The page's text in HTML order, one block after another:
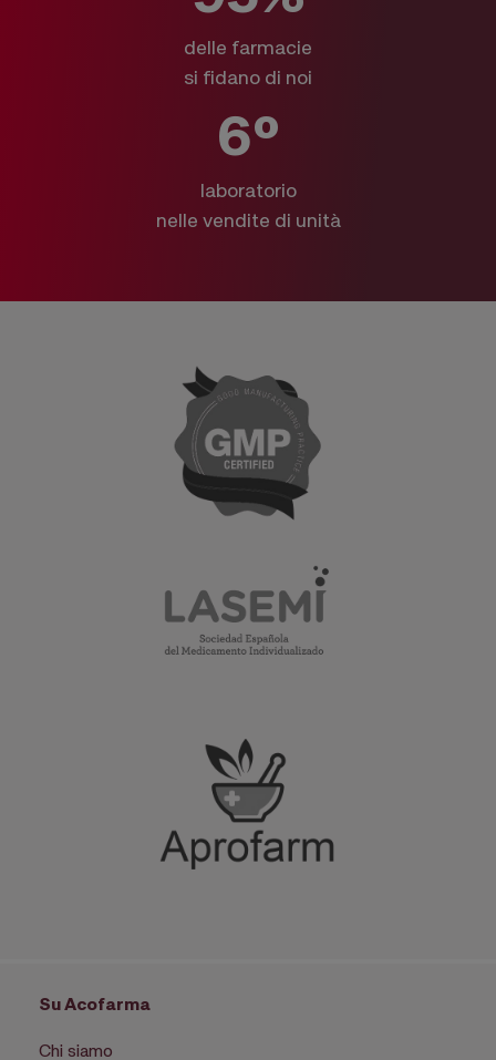
delle farmacie
si fidano di noi
6º
laboratorio
nelle vendite di unità
Su Acofarma
Chi siamo